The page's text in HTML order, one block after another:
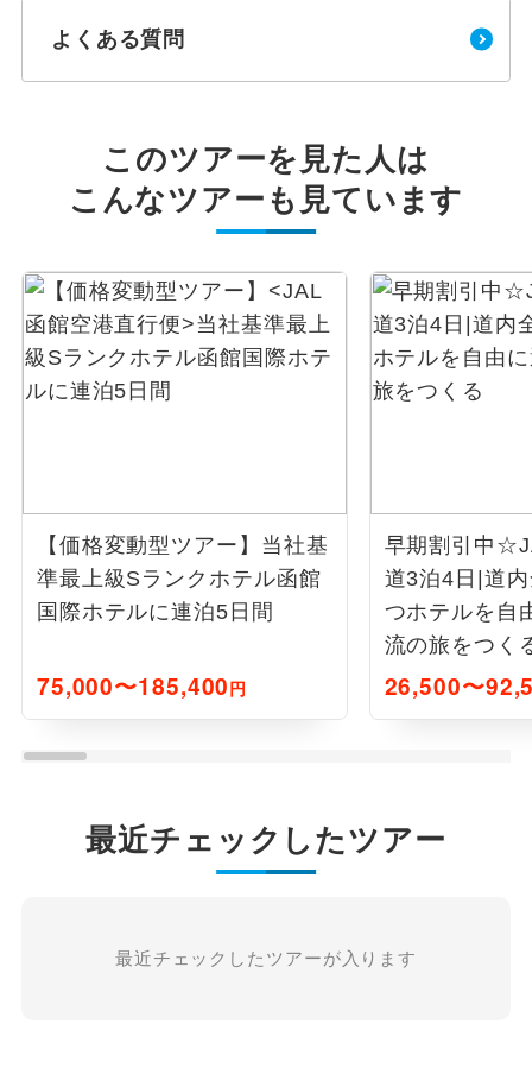
よくある質問
このツアーを見た人は
こんなツアーも見ています
【価格変動型ツアー】 当社基
準最上級Sランクホテル函館
国際ホテルに連泊5日間
75,000〜185,400円
早期割引中
道3泊4日|道
つホテルを自
流の旅をつく
26,500〜
最近チェックしたツアー
最近チェックしたツアーが入ります